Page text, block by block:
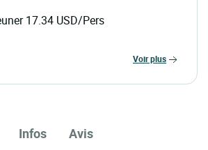
17.34 USD/Pers
voir plus
Infos Avis